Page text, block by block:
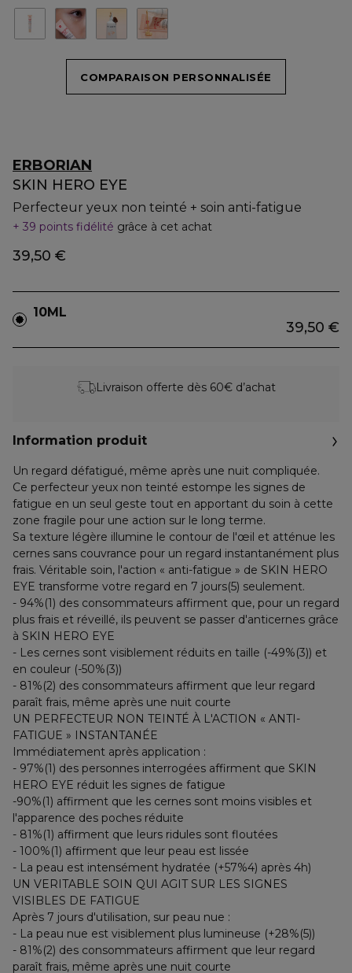
COMPARAISON PERSONNALISÉE
ERBORIAN
SKIN HERO EYE
Perfecteur yeux non teinté + soin anti-fatigue
39 points fidélité grâce à cet achat
39,50 €
10ML
39,50 €
Livraison offerte dès 60€ d’achat
Information produit
Un regard défatigué, même après une nuit compliquée.
Ce perfecteur yeux non teinté estompe les signes de
fatigue en un seul geste tout en apportant du soin à cette
zone fragile pour une action sur le long terme.
Sa texture légère illumine le contour de l'œil et atténue les
cernes sans couvrance pour un regard instantanément plus
frais. Véritable soin, l'action « anti-fatigue » de SKIN HERO
EYE transforme votre regard en 7 jours(5) seulement.
- 94%(1) des consommateurs affirment que, pour un regard
plus frais et réveillé, ils peuvent se passer d'anticernes grâce
à SKIN HERO EYE
- Les cernes sont visiblement réduits en taille (-49%(3)) et
en couleur (-50%(3))
- 81%(2) des consommateurs affirment que leur regard
paraît frais, même après une nuit courte
UN PERFECTEUR NON TEINTÉ À L'ACTION « ANTI-
FATIGUE » INSTANTANÉE
Immédiatement après application :
- 97%(1) des personnes interrogées affirment que SKIN
HERO EYE réduit les signes de fatigue
-90%(1) affirment que les cernes sont moins visibles et
l'apparence des poches réduite
- 81%(1) affirment que leurs ridules sont floutées
- 100%(1) affirment que leur peau est lissée
- La peau est intensément hydratée (+57%4) après 4h)
UN VERITABLE SOIN QUI AGIT SUR LES SIGNES
VISIBLES DE FATIGUE
Après 7 jours d'utilisation, sur peau nue :
- La peau nue est visiblement plus lumineuse (+28%(5))
- 81%(2) des consommateurs affirment que leur regard
paraît frais, même après une nuit courte